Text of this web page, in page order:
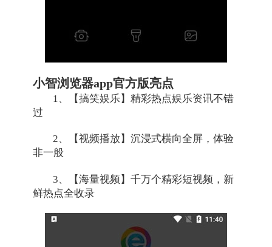
小智浏览器app官方版亮点
1、【搞笑娱乐】精彩热点娱乐资讯不错
过
2、【视频播放】沉浸式横向全屏，体验
非一般
3、【海量视频】千万个精彩短视频，新
鲜热点全收录